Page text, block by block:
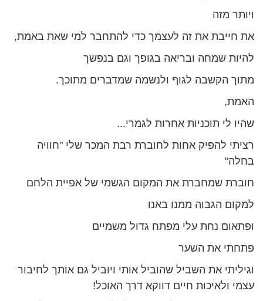
ויותר מזה
את חייבת את זה לעצמך כדי להתחבר למי שאת באמת,
להיות שמחה ובריאה בגופך וגם בנפשך
מתוך הקשבה לגוף ולנשמה שמדברים מתוכך.
האמת,
שהיו לי תוכניות אחרות לגמרי...
רציתי להפיק אחות לחוברת רבת המכר שלי "חוויה
בחלה"
חוברת שמחברת את המקום הגשמי של אפיית הלחם
למקום הגבוה ממנו באנו
ופתאום נחת עלי מפתח גדול משמיים
פתחתי את השער
וגיליתי את השביל שהוביל אותי ויוביל גם אותך לחיבור
עצמי ולאיכות חיים דווקא דרך האוכל!